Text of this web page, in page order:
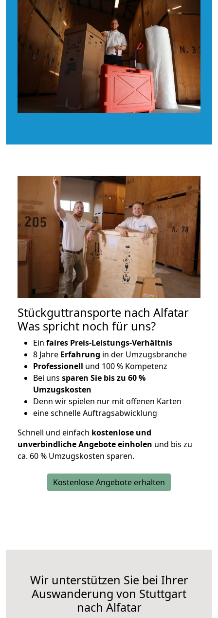
Stückguttransporte nach Alfatar
Was spricht noch für uns?
Ein faires Preis-Leistungs-Verhältnis
8 Jahre Erfahrung in der Umzugsbranche
Professionell und 100 % Kompetenz
Bei uns sparen Sie bis zu 60 %
Umzugskosten
Denn wir spielen nur mit offenen Karten
eine schnelle Auftragsabwicklung
Schnell und einfach kostenlose und
unverbindliche Angebote einholen und bis zu
ca. 60 % Umzugskosten sparen.
Kostenlose Angebote erhalten
Wir unterstützen Sie bei Ihrer
Auswanderung von Stuttgart
nach Alfatar